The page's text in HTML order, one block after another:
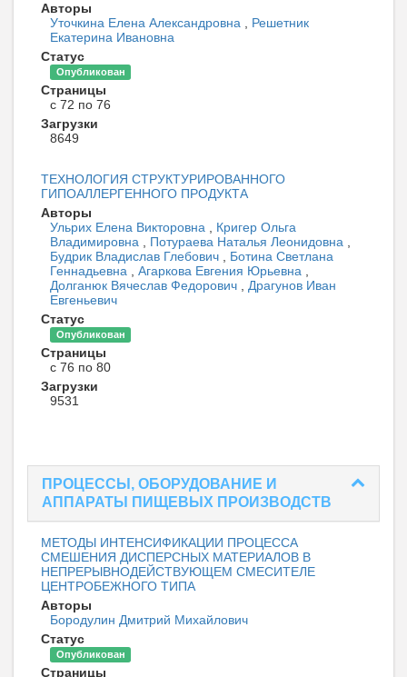
Авторы
Уточкина Елена Александровна
Решетник
Екатерина Ивановна
Статус
Опубликован
Страницы
с 72 по 76
Загрузки
8649
ТЕХНОЛОГИЯ СТРУКТУРИРОВАННОГО
ГИПОАЛЛЕРГЕННОГО ПРОДУКТА
Авторы
Ульрих Елена Викторовна
Кригер Ольга
Владимировна
Потураева Наталья Леонидовна
Будрик Владислав Глебович
Ботина Светлана
Геннадьевна
Агаркова Евгения Юрьевна
Долганюк Вячеслав Федорович
Драгунов Иван
Евгеньевич
Статус
Опубликован
Страницы
с 76 по 80
Загрузки
9531
ПРОЦЕССЫ, ОБОРУДОВАНИЕ И
АППАРАТЫ ПИЩЕВЫХ ПРОИЗВОДСТВ
МЕТОДЫ ИНТЕНСИФИКАЦИИ ПРОЦЕССА
СМЕШЕНИЯ ДИСПЕРСНЫХ МАТЕРИАЛОВ В
НЕПРЕРЫВНОДЕЙСТВУЮЩЕМ СМЕСИТЕЛЕ
ЦЕНТРОБЕЖНОГО ТИПА
Авторы
Бородулин Дмитрий Михайлович
Статус
Опубликован
Страницы